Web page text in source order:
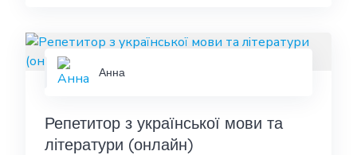
Анна
Репетитор з української мови та
літератури (онлайн)